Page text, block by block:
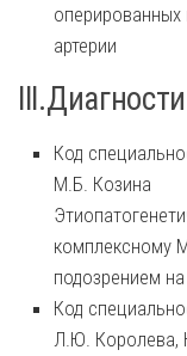
артерии
Код
М.Б. Козина
комплексному
подозрением
Код
Л.Ю. Королева,